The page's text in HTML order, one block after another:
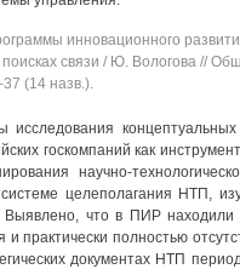
инновационного
поисках связи / Ю. Вологова //
(14 назв.).
исследования
госкомпаний как
научно-
целеполагания НТП,
Выявлено, что в ПИР
и практически полностью
документах НТП